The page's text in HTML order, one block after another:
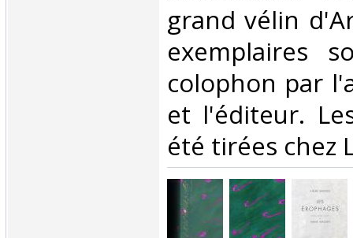
grand vélin
exemplaires
colophon par
et l'éditeur.
été tirées chez